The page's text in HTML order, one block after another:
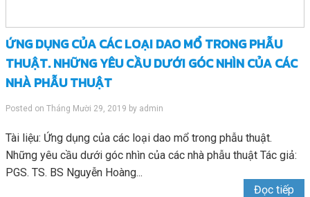
ỨNG DỤNG CỦA CÁC LOẠI DAO MỔ TRONG PHẪU
THUẬT. NHỮNG YÊU CẦU DƯỚI GÓC NHÌN CỦA CÁC
NHÀ PHẪU THUẬT
Posted on Tháng Mười 29, 2019 by admin
Tài liệu: Ứng dụng của các loại dao mổ trong phẫu thuật.
Những yêu cầu dưới góc nhìn của các nhà phẫu thuật Tác giả:
PGS. TS. BS Nguyễn Hoàng...
Đọc tiếp